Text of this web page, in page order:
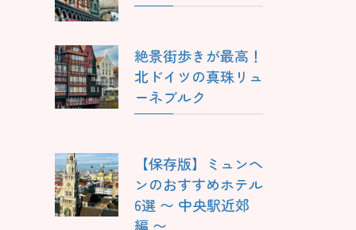
絶景街歩きが最高！
北ドイツの真珠リュ
ーネブルク
【保存版】ミュンヘ
ンのおすすめホテル
6選 〜 中央駅近郊
編 〜